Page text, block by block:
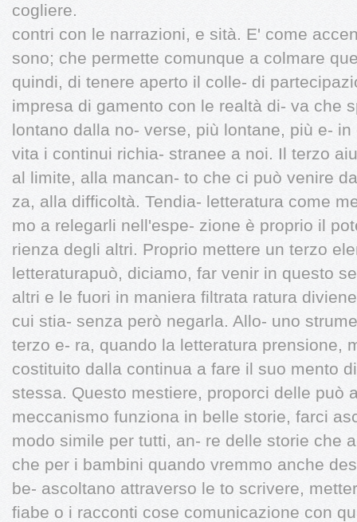
cogliere.
contri con le narrazioni, e sità. E' come
sono; che permette comunque a colmare
quindi, di tenere aperto il colle- di
impresa di gamento con le realtà di- va che
lontano dalla no- verse, più lontane, più e-
vita i continui richia- stranee a noi. Il terzo
al limite, alla mancan- to che ci può venire
za, alla difficoltà. Tendia- letteratura come
mo a relegarli nell'espe- zione è proprio il
rienza degli altri. Proprio mettere un terzo
letteraturapuò, diciamo, far venir in questo
altri e le fuori in maniera filtrata ratura
cui stia- senza però negarla. Allo- uno
terzo e- ra, quando la letteratura prensione,
costituito dalla continua a fare il suo mento
stessa. Questo mestiere, proporci delle può
meccanismo funziona in belle storie, farci
modo simile per tutti, an- re delle storie che
che per i bambini quando vremmo anche
be- ascoltano attraverso le to scrivere,
fiabe o i racconti cose comunicazione con